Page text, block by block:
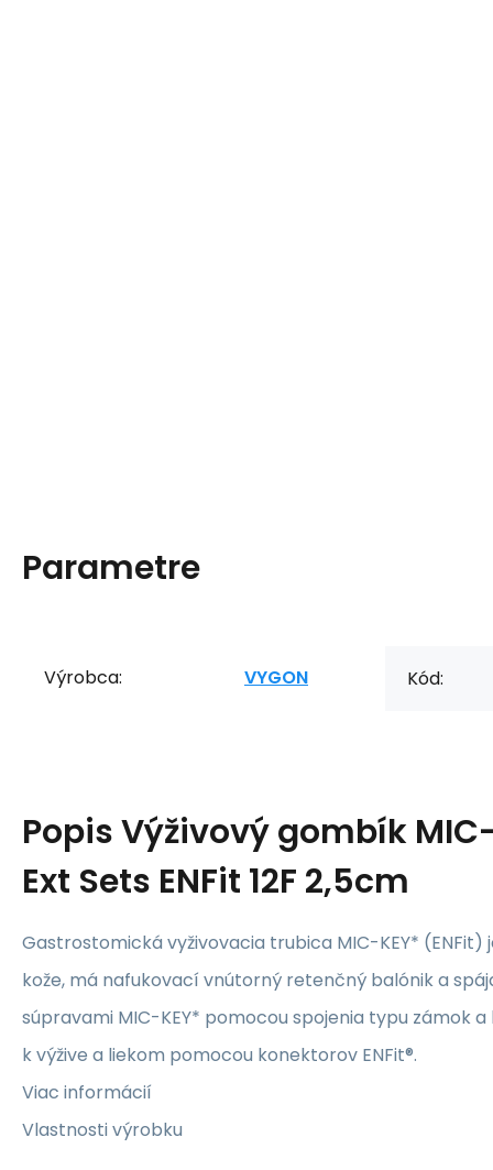
Parametre
Výrobca: VYGON Kód:
PopisVýživový gombík
Ext Sets ENFit 12F 2,5cm
Gastrostomická vyživovacia trubica MIC-KEY* (ENFit)
kože, má nafukovací vnútorný retenčný balónik a
súpravami MIC-KEY* pomocou spojenia typu zámok
k výžive a liekom pomocou konektorov ENFit®.
Viac informácií
Vlastnosti výrobku